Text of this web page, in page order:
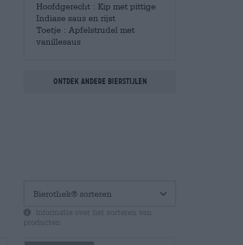
Hoofdgerecht : Kip met pittige
Indiase saus en rijst
Toetje : Apfelstrudel met
vanillesaus
Ontdek andere bierstijlen
Informatie over het sorteren van
producten